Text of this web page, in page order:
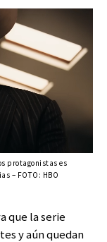
protagonistas es
– FOTO: HBO
que la serie
y aún quedan